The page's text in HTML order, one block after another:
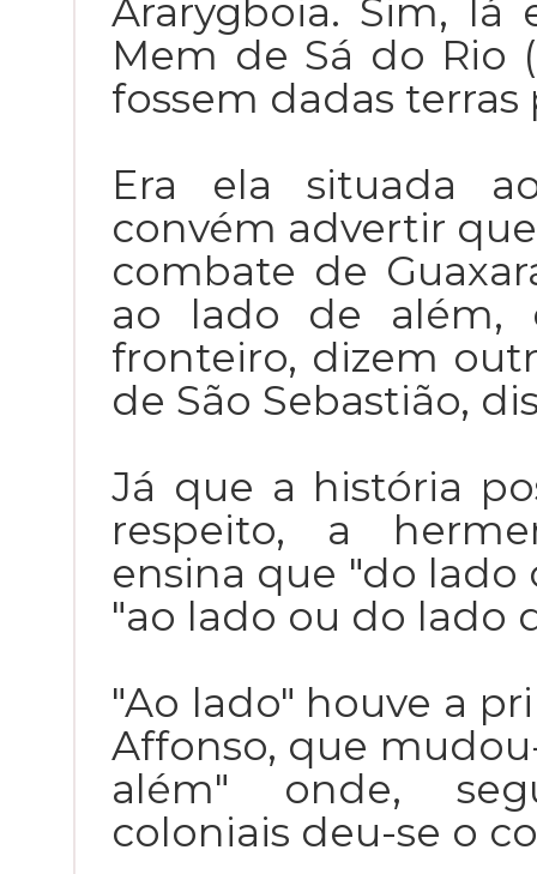
Ararygboia. Sim, lá
Mem de Sá do Rio
fossem dadas terras
Era ela situada
convém advertir
combate de
ao lado de além,
fronteiro, dizem
de São Sebastião,
Já que a história
respeito, a
ensina que "do
"ao lado ou do lado
"Ao lado" houve a
Affonso, que
além" onde,
coloniais deu-se o